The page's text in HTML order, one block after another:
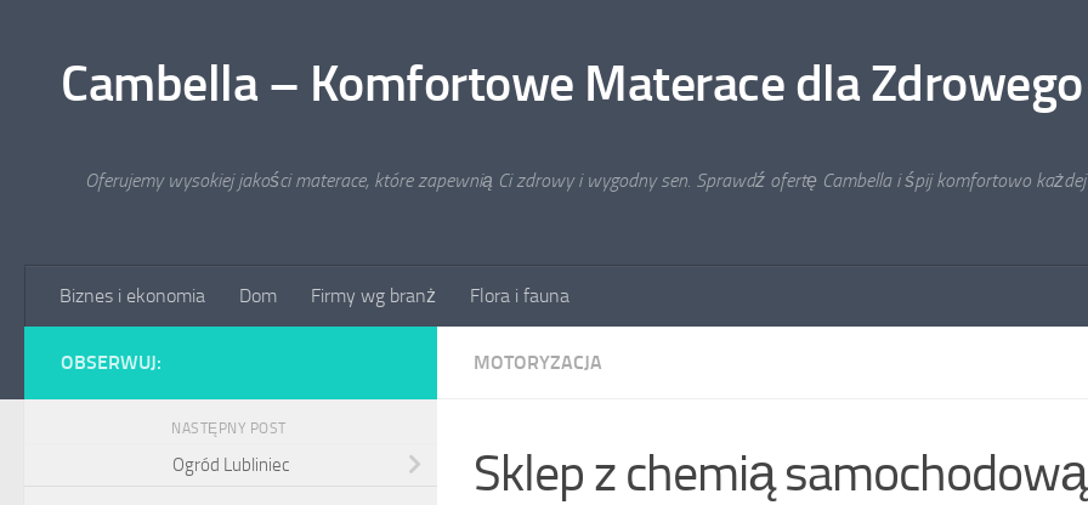
Cambella – Komfortowe Materace dla
Oferujemy wysokiej jakości materace, które zapewnią Ci zdrowy i wygodny sen. Sprawdź ofertę Cambella i śpij komfortowo każdej
Biznes i ekonomia Dom Firmy wg branż Flora i fauna
MOTORYZACJA
Sklep z chemią samochodową
OBSERWUJ:
NASTĘPNY POST
Ogród Lubliniec